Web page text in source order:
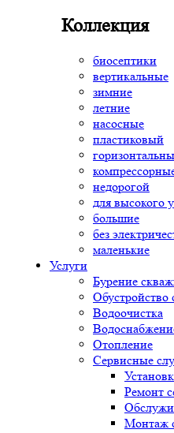
Коллекция
биосептики
вертикальные
зимние
летние
насосные
пластиковый
недорогой
для высокого
большие
без
маленькие
Услуги
Бурение
Обустройство
Водоочистка
Отопление
Сервисные
Ремонт
Монтаж